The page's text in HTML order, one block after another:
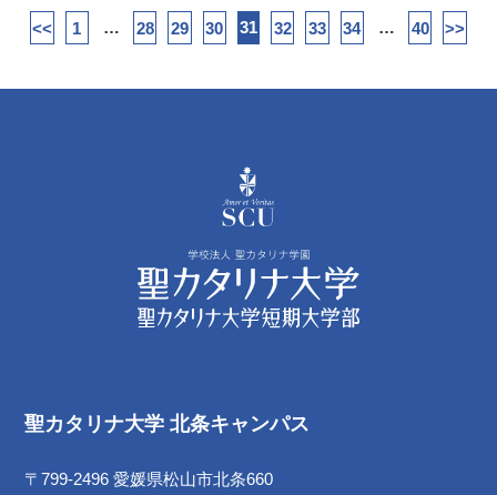
<< 1 … 28 29 30 31 32 33 34 … 40 >>
聖カタリナ大学 北条キャンパス
〒799-2496 愛媛県松山市北条660